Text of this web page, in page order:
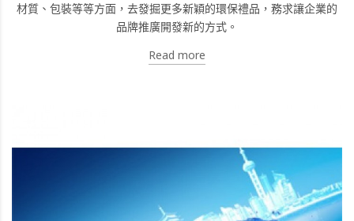
材質、包裝等等方面，去發掘更多新穎的環保禮品，務求讓企業的
品牌推廣開發新的方式。
Read more